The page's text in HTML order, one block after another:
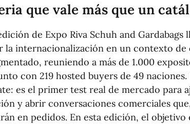
que vale más que un
de Expo Riva Schuh and Gardabags
la internacionalización en un contexto de
reuniendo a más de 1.000
con 219 hosted buyers de 49
es el primer test real de mercado para
y abrir conversaciones comerciales
en pedidos. En esta edición, el objetivo